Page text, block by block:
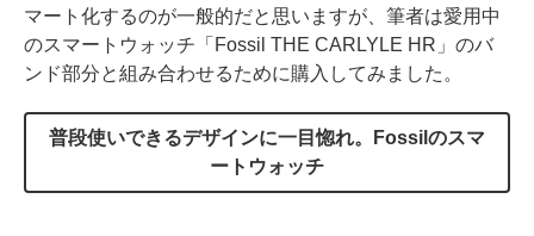
マート化するのが一般的だと思いますが、筆者は愛用中
のスマートウォッチ「Fossil THE CARLYLE HR」のバ
ンド部分と組み合わせるために購入してみました。
普段使いできるデザインに一目惚れ。Fossilのスマ
ートウォッチ